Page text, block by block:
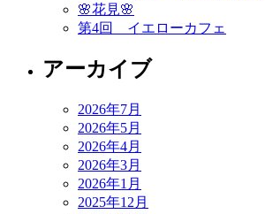
🌸花見🌸
第4回 イエローカフェ
アーカイブ
2026年7月
2026年5月
2026年4月
2026年3月
2026年1月
2025年12月